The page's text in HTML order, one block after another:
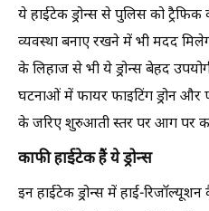
ये हाईटेक ड्रोन्स से पुलिस को
व्यवस्था बनाए रखने में भी मदद
के लिहाज से भी ये ड्रोन्स बेहद
घटनाओं में फायर फाइटिंग ड्रोन और
के जरिए शुरुआती स्तर पर आग पर
काफी हाईटेक हैं ये ड्रोन्स
इन हाईटेक ड्रोन्स में हाई-